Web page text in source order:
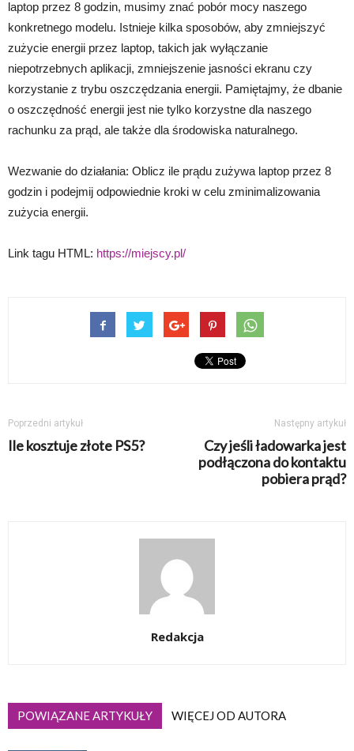
laptop przez 8 godzin, musimy znać pobór mocy naszego
konkretnego modelu. Istnieje kilka sposobów, aby zmniejszyć
zużycie energii przez laptop, takich jak wyłączanie
niepotrzebnych aplikacji, zmniejszenie jasności ekranu czy
korzystanie z trybu oszczędzania energii. Pamiętajmy, że dbanie
o oszczędność energii jest nie tylko korzystne dla naszego
rachunku za prąd, ale także dla środowiska naturalnego.
Wezwanie do działania: Oblicz ile prądu zużywa laptop przez 8
godzin i podejmij odpowiednie kroki w celu zminimalizowania
zużycia energii.
Link tagu HTML: https://miejscy.pl/
Poprzedni artykuł
Ile kosztuje złote PS5?
Następny artykuł
Czy jeśli ładowarka jest
podłączona do kontaktu
pobiera prąd?
Redakcja
POWIĄZANE ARTYKUŁY WIĘCEJ OD AUTORA